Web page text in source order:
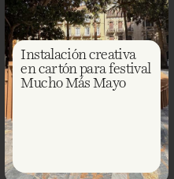
Instalación creativa
en cartón para festival
Mucho Más Mayo